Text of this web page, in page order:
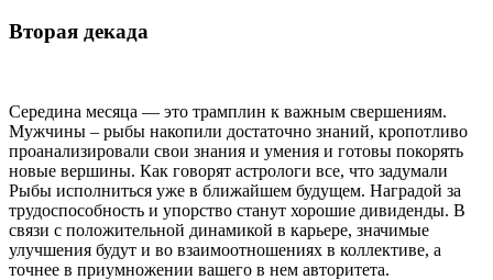
Вторая декада
Середина месяца — это трамплин к важным свершениям.
Мужчины – рыбы накопили достаточно знаний, кропотливо
проанализировали свои знания и умения и готовы покорять
новые вершины. Как говорят астрологи все, что задумали
Рыбы исполниться уже в ближайшем будущем. Наградой за
трудоспособность и упорство станут хорошие дивиденды. В
связи с положительной динамикой в карьере, значимые
улучшения будут и во взаимоотношениях в коллективе, а
точнее в приумножении вашего в нем авторитета.